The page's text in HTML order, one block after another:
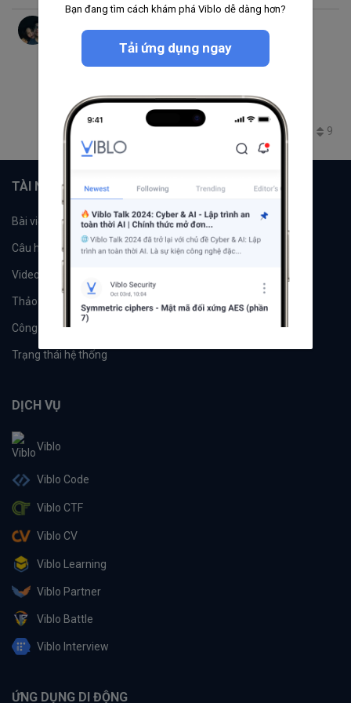
thg 9 23, 2020 10:35 SA
Trending thg 11 4, 2020 3:31 CH
Editors' Choice spa ssr shopee
3 9
TÀI NGUYÊN
Bài viết Tổ chức
Câu hỏi Tags
Videos
Thảo luận Đề xuất hệ thống
Công cụ
Trạng thái hệ thống
DỊCH VỤ
Viblo
Viblo Code
Viblo CTF
Viblo CV
Viblo Learning
Viblo Partner
Viblo Battle
Viblo Interview
ỨNG DỤNG DI ĐỘNG
Bạn đang tìm cách khám phá Viblo dễ dàng hơn?
Tải ứng dụng ngay